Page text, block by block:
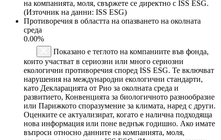
на компанията, моля, свържете се директно с ISS ESG.
(Източник на данни: ISS ESG)
Противоречия в областта на опазването на околната
среда
0.00%
Показано е теглото на компаниите във фонда,
които участват в сериозни или много сериозни
екологични противоречия според ISS ESG. Те включват
нарушения на международни екологични стандарти,
като Декларацията от Рио за околната среда и
развитието, Конвенцията за биологичното разнообразие
или Парижкото споразумение за климата, наред с други.
Оценките се актуализират, когато е налична подходяща
нова информация или поне веднъж годишно. Ако имате
въпроси относно данните на компанията, моля,